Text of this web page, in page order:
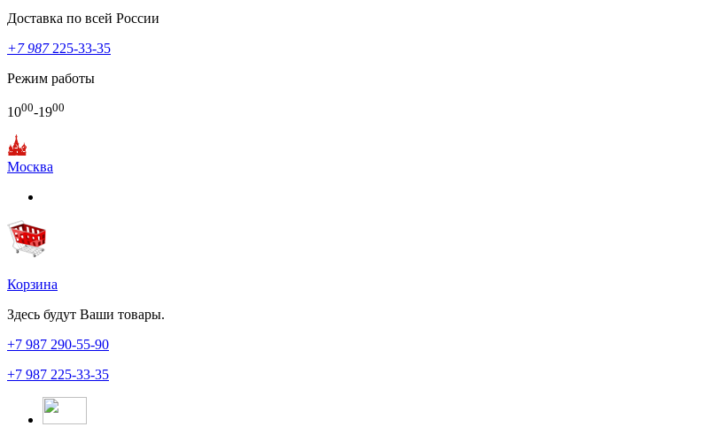
Доставка по всей России
+7 987225-33-35
Режим работы
1000-1900
Москва
Корзина
Здесь будут Ваши товары.
+7 987 290-55-90
+7 987 225-33-35